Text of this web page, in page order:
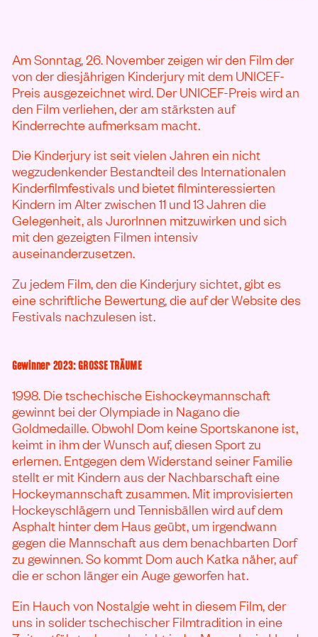
Am Sonntag, 26. November zeigen wir den Film der
von der diesjährigen Kinderjury mit dem UNICEF-
Preis ausgezeichnet wird. Der UNICEF-Preis wird an
den Film verliehen, der am stärksten auf
Kinderrechte aufmerksam macht.
Die Kinderjury ist seit vielen Jahren ein nicht
wegzudenkender Bestandteil des Internationalen
Kinderfilmfestivals und bietet filminteressierten
Kindern im Alter zwischen 11 und 13 Jahren die
Gelegenheit, als JurorInnen mitzuwirken und sich
mit den gezeigten Filmen intensiv
auseinanderzusetzen.
Zu jedem Film, den die Kinderjury sichtet, gibt es
eine schriftliche Bewertung, die auf der Website des
Festivals nachzulesen ist.
Gewinner 2023: GROSSE TRÄUME
1998. Die tschechische Eishockeymannschaft
gewinnt bei der Olympiade in Nagano die
Goldmedaille. Obwohl Dom keine Sportskanone ist,
keimt in ihm der Wunsch auf, diesen Sport zu
erlernen. Entgegen dem Widerstand seiner Familie
stellt er mit Kindern aus der Nachbarschaft eine
Hockeymannschaft zusammen. Mit improvisierten
Hockeyschlägern und Tennisbällen wird auf dem
Asphalt hinter dem Haus geübt, um irgendwann
gegen die Mannschaft aus dem benachbarten Dorf
zu gewinnen. So kommt Dom auch Katka näher, auf
die er schon länger ein Auge geworfen hat.
Ein Hauch von Nostalgie weht in diesem Film, der
uns in solider tschechischer Filmtradition in eine